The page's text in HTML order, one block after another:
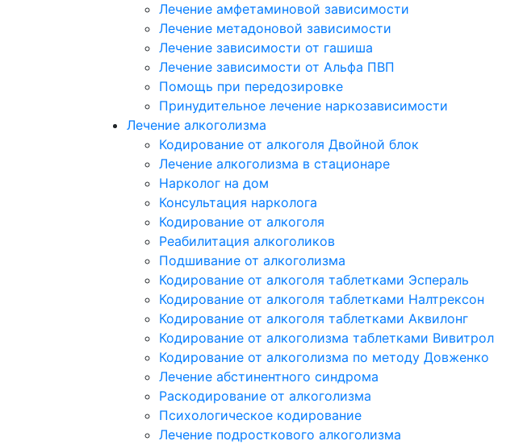
Лечение амфетаминовой зависимости
Лечение метадоновой зависимости
Лечение зависимости от гашиша
Лечение зависимости от Альфа ПВП
Помощь при передозировке
Принудительное лечение наркозависимости
Лечение алкоголизма
Кодирование от алкоголя Двойной блок
Лечение алкоголизма в стационаре
Нарколог на дом
Консультация нарколога
Кодирование от алкоголя
Реабилитация алкоголиков
Подшивание от алкоголизма
Кодирование от алкоголя таблетками Эспераль
Кодирование от алкоголя таблетками Налтрексон
Кодирование от алкоголя таблетками Аквилонг
Кодирование от алкоголизма таблетками Вивитрол
Кодирование от алкоголизма по методу Довженко
Лечение абстинентного синдрома
Раскодирование от алкоголизма
Психологическое кодирование
Лечение подросткового алкоголизма